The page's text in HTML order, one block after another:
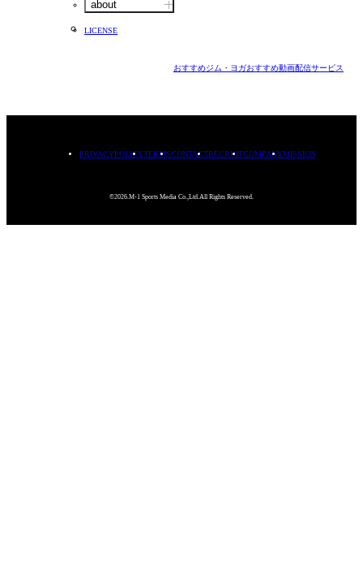
about
LICENSE
おすすめジム・ヨガおすすめ動画配信サービス
PRIVACYPOLICYTERMSCONTACTRECRUITCOMPANYMISSION
©2026.M-1 Sports Media Co.,Ltd.All Rights Reserved.